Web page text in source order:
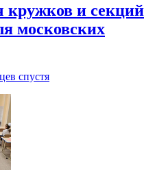
кружков и секций
московских
спустя